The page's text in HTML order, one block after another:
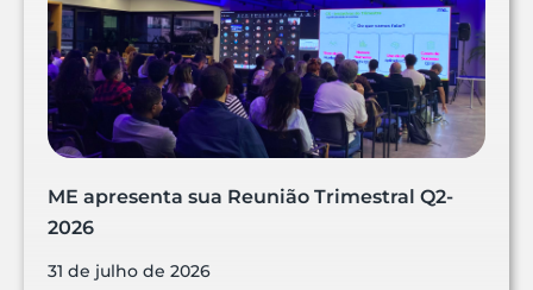
ME apresenta sua Reunião Trimestral Q2-
2026
31 de julho de 2026